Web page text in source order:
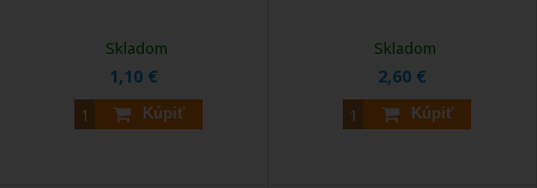
1,10 €
Kúpiť
Skladom
2,60 €
Kúpiť
Skladom